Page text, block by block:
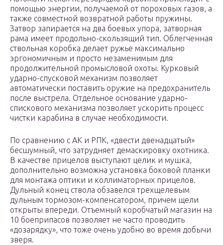
помощью энергии, получаемой от пороховых газов, а
также совместной возвратной работы пружины.
Затвор запирается на два боевых упора, затворная
рама имеет продольно-скользящий тип. Облегченная
ствольная коробка делает ружье максимально
эргономичным и просто незаменимым для
продолжительной промысловой охоты. Курковый
ударно-спусковой механизм позволяет
автоматически поставить оружие на предохранитель
после выстрела. Отдельное основание ударно-
спискового механизма позволяет ускорить процесс
чистки карабина в случае необходимости.
По сравнению с АК и РПК, «двести двенадцатый»
бесшумный, что затрудняет демаскировку охотника.
В качестве прицелов выступают целик и мушка,
дополнительно возможна установка боковой планки
для монтажа оптики и коллиматорных прицелов.
Дульный конец ствола обзавелся трехщелевым
дульным тормозом-компенсатором, причем щели
открыты впереди. Отъемный коробчатый магазин на
10 боеприпасов позволяет не часто проводить
«дозарядку», что тоже очень удобно во время добычи
зверя.